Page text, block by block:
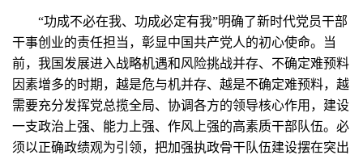
“功成不必在我、功成必定有我”明确了新时代党员干部
干事创业的责任担当，彰显中国共产党人的初心使命。当
前，我国发展进入战略机遇和风险挑战并存、不确定难预料
因素增多的时期，越是危与机并存、越是不确定难预料，越
需要充分发挥党总揽全局、协调各方的领导核心作用，建设
一支政治上强、能力上强、作风上强的高素质干部队伍。必
须以正确政绩观为引领，把加强执政骨干队伍建设摆在突出